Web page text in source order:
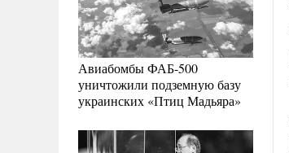
Авиабомбы ФАБ-500
уничтожили подземную базу
украинских «Птиц Мадьяра»